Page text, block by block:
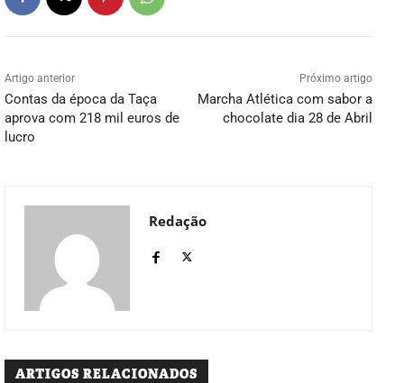
Artigo anterior
Contas da época da Taça
aprova com 218 mil euros de
lucro
Próximo artigo
Marcha Atlética com sabor a
chocolate dia 28 de Abril
Redação
ARTIGOS RELACIONADOS